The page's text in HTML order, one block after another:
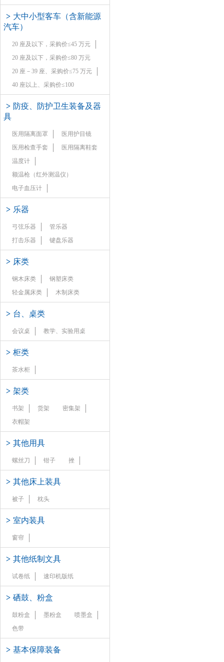
> 大中小型客车（含新能源
汽车）
20 座及以下，采购价≤45 万元
20 座及以下，采购价≤80 万元
20 座－39 座、采购价≤75 万元
40 座以上、采购价≤100
> 防疫、防护卫生装备及器
具
医用隔离面罩
医用护目镜
医用检查手套
医用隔离鞋套
温度计
额温枪（红外测温仪）
电子血压计
> 乐器
弓弦乐器
管乐器
打击乐器
键盘乐器
> 床类
钢木床类
钢塑床类
轻金属床类
木制床类
> 台、桌类
会议桌 教学、实验用桌
> 柜类
茶水柜
> 架类
书架 货架
密集架
衣帽架
> 其他用具
螺丝刀 钳子 挫
> 其他床上装具
被子 枕头
> 室内装具
窗帘
> 其他纸制文具
试卷纸 速印机版纸
> 硒鼓、粉盒
鼓粉盒 墨粉盒
喷墨盒
色带
> 基本保障装备